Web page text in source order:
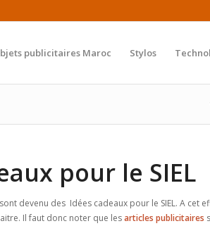
publicitaires Maroc Stylos
pour le SIEL
devenu des Idées cadeaux pour le SIEL. A cet
Il faut donc noter que lesarticles publicitaires